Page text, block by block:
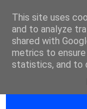
This site uses
and to analyze
shared with
metrics to
statistics, and to